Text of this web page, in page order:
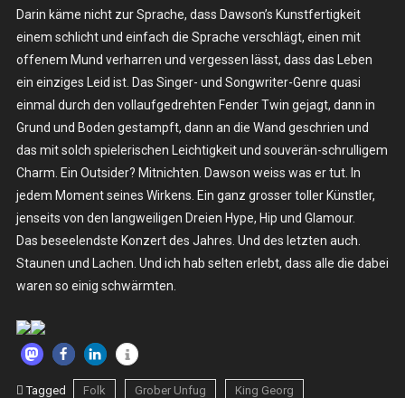
Köln,
King
Georg
Darin käme nicht zur Sprache, dass Dawson’s Kunstfertigkeit
einem schlicht und einfach die Sprache verschlägt, einen mit
offenem Mund verharren und vergessen lässt, dass das Leben
ein einziges Leid ist. Das Singer- und Songwriter-Genre quasi
einmal durch den vollaufgedrehten Fender Twin gejagt, dann in
Grund und Boden gestampft, dann an die Wand geschrien und
das mit solch spielerischen Leichtigkeit und souverän-schrulligem
Charm. Ein Outsider? Mitnichten. Dawson weiss was er tut. In
jedem Moment seines Wirkens. Ein ganz grosser toller Künstler,
jenseits von den langweiligen Dreien Hype, Hip und Glamour.
Das beseelendste Konzert des Jahres. Und des letzten auch.
Staunen und Lachen. Und ich hab selten erlebt, dass alle die dabei
waren so einig schwärmten.
Tagged Folk Grober Unfug King Georg